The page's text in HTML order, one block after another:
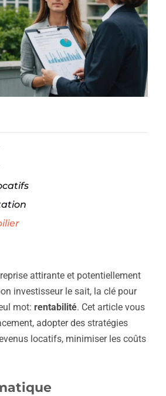
attirante et potentiellement
investisseur le sait, la clé pour
mot: rentabilité. Cet article vous
adopter des stratégies
locatifs, minimiser les coûts